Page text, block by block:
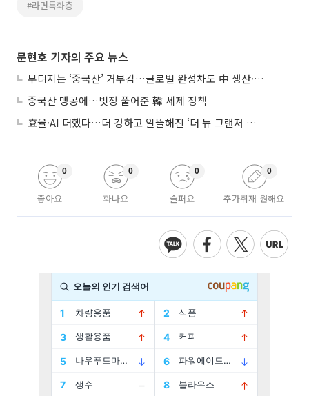
#라면특화층
문현호 기자의 주요 뉴스
무뎌지는 ‘중국산’ 거부감…글로벌 완성차도 中 생산·협력 확대
중국산 맹공에…빗장 풀어준 韓 세제 정책
효율·AI 더했다…더 강하고 알뜰해진 ‘더 뉴 그랜저 하이브리드’
좋아요
0
화나요
0
슬퍼요
0
추가취재 원해요
0